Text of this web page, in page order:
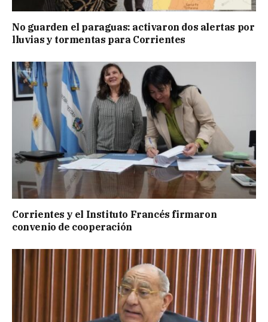
No guarden el paraguas: activaron dos alertas por
lluvias y tormentas para Corrientes
Corrientes y el Instituto Francés firmaron
convenio de cooperación